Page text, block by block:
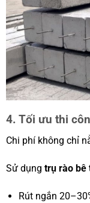
4. Tối ưu thi
Chi phí không chỉ
Sử dụng trụ rào bê
Rút ngắn